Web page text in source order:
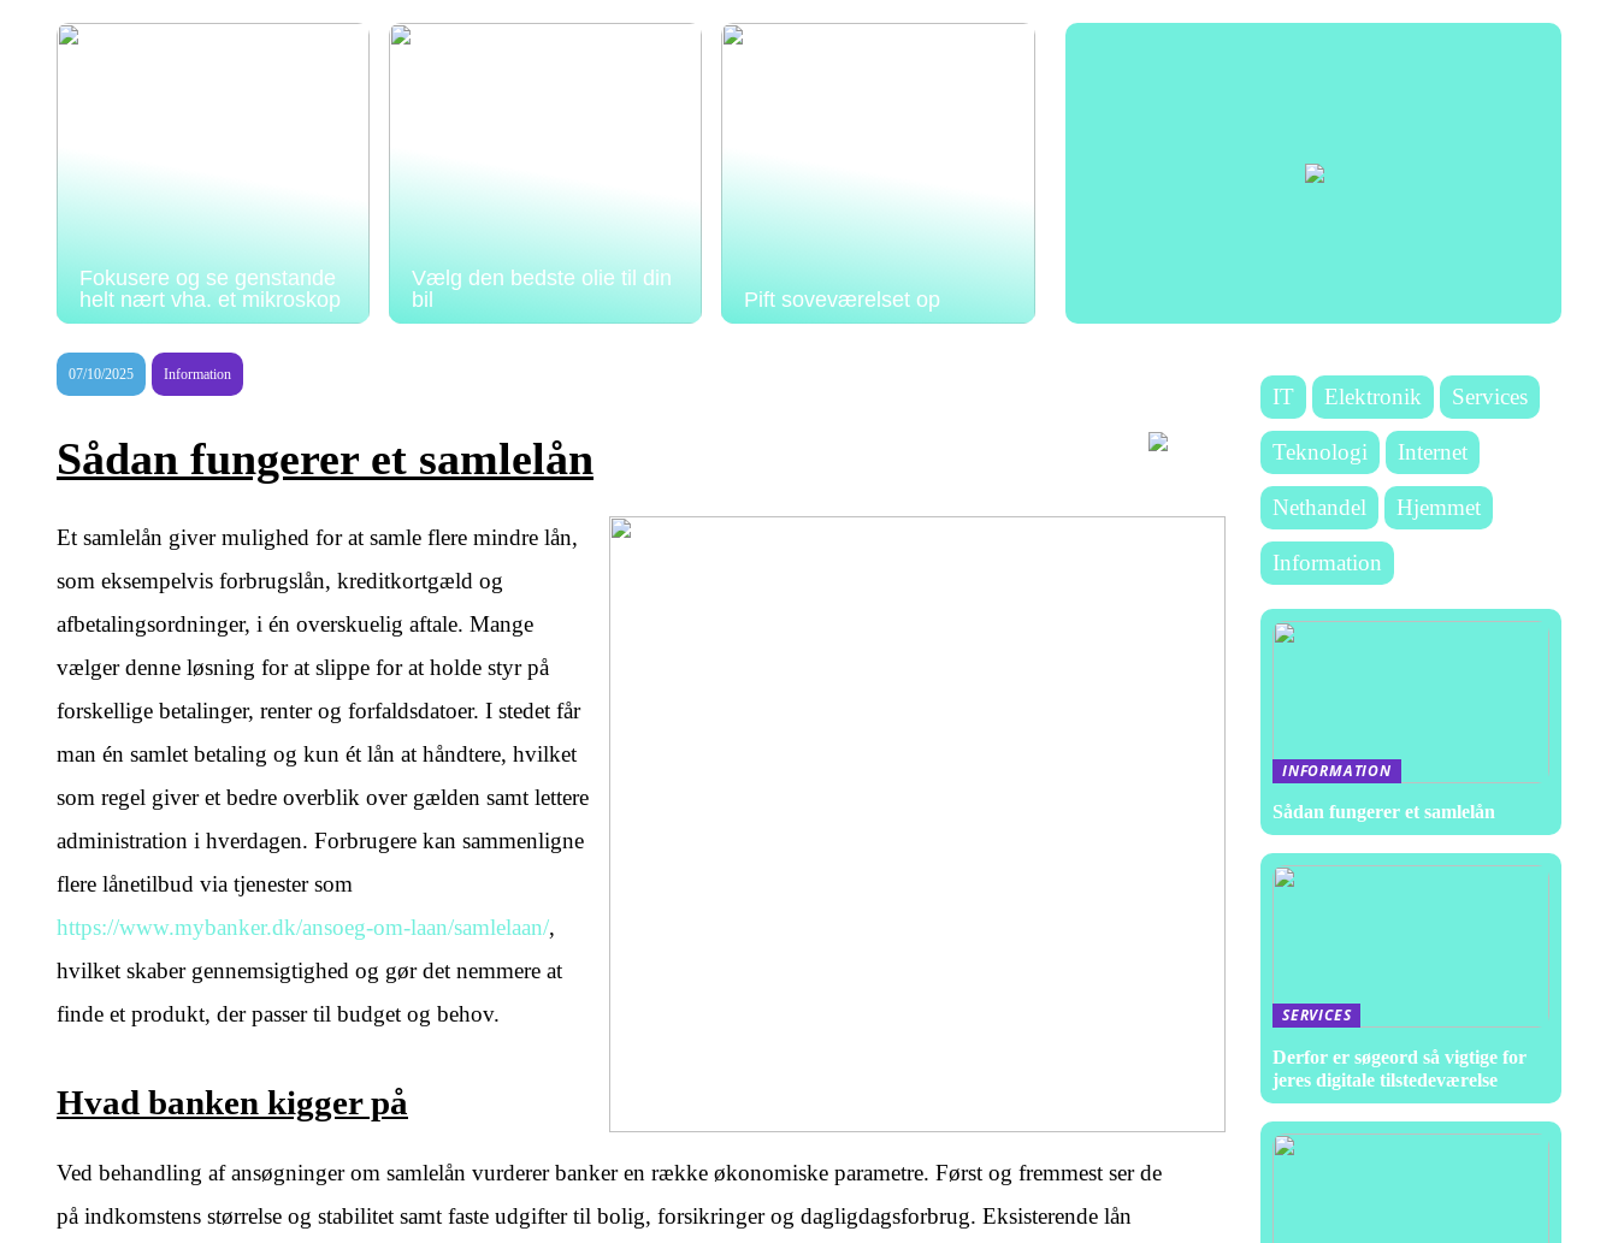
Fokusere og se genstande
helt nært vha. et mikroskop
Vælg den bedste olie til din
bil
Pift soveværelset op
07/10/2025 Information
Sådan fungerer et samlelån
Et samlelån giver mulighed for at samle flere mindre lån,
som eksempelvis forbrugslån, kreditkortgæld og
afbetalingsordninger, i én overskuelig aftale. Mange
vælger denne løsning for at slippe for at holde styr på
forskellige betalinger, renter og forfaldsdatoer. I stedet får
man én samlet betaling og kun ét lån at håndtere, hvilket
som regel giver et bedre overblik over gælden samt lettere
administration i hverdagen. Forbrugere kan sammenligne
flere lånetilbud via tjenester som
https://www.mybanker.dk/ansoeg-om-laan/samlelaan/,
hvilket skaber gennemsigtighed og gør det nemmere at
finde et produkt, der passer til budget og behov.
Hvad banken kigger på
Ved behandling af ansøgninger om samlelån vurderer banker en række økonomiske parametre. Først og fremmest ser de
på indkomstens størrelse og stabilitet samt faste udgifter til bolig, forsikringer og dagligdagsforbrug. Eksisterende lån
IT Elektronik Services
Teknologi Internet
Nethandel Hjemmet
Information
INFORMATION
Sådan fungerer et samlelån
SERVICES
Derfor er søgeord så vigtige for
jeres digitale tilstedeværelse